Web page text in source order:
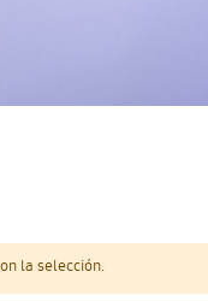
la selección.